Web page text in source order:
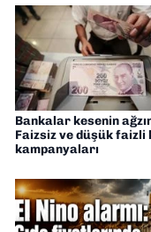
Bankalar kesenin
Faizsiz ve düşük faizli
kampanyaları